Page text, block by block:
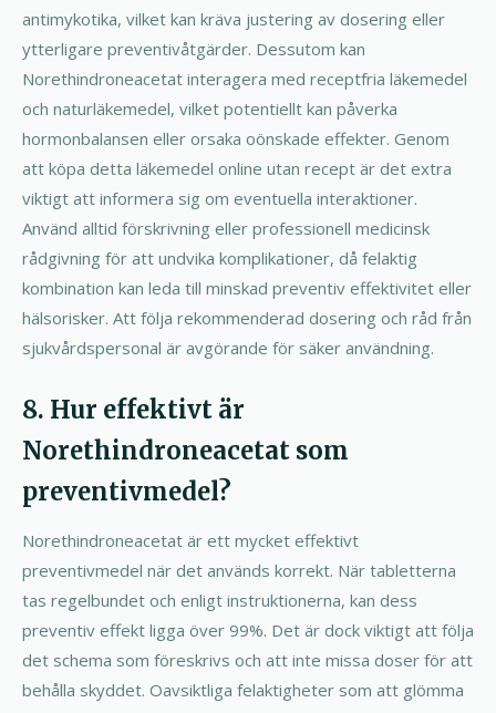
antimykotika, vilket kan kräva justering av dosering eller
ytterligare preventivåtgärder. Dessutom kan
Norethindroneacetat interagera med receptfria läkemedel
och naturläkemedel, vilket potentiellt kan påverka
hormonbalansen eller orsaka oönskade effekter. Genom
att köpa detta läkemedel online utan recept är det extra
viktigt att informera sig om eventuella interaktioner.
Använd alltid förskrivning eller professionell medicinsk
rådgivning för att undvika komplikationer, då felaktig
kombination kan leda till minskad preventiv effektivitet eller
hälsorisker. Att följa rekommenderad dosering och råd från
sjukvårdspersonal är avgörande för säker användning.
8. Hur effektivt är
Norethindroneacetat som
preventivmedel?
Norethindroneacetat är ett mycket effektivt
preventivmedel när det används korrekt. När tabletterna
tas regelbundet och enligt instruktionerna, kan dess
preventiv effekt ligga över 99%. Det är dock viktigt att följa
det schema som föreskrivs och att inte missa doser för att
behålla skyddet. Oavsiktliga felaktigheter som att glömma